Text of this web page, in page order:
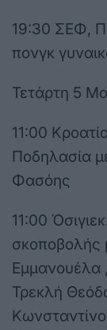
19:30 ΣΕΦ,
πονγκ
Τετάρτη 5
11:00
Ποδηλασία
Φασόης
11:00
σκοποβολής
Εμμανουέλα
Τρεκλή